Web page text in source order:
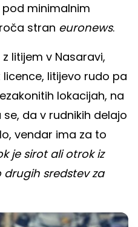
minimalnim
stran euronews.
litijem v Nasaravi,
litijevo rudo pa
lokacijah, na
da v rudnikih delajo
vendar ima za to
je sirot ali otrok iz
sredstev za